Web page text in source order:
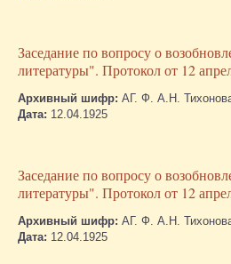
Заседание по вопросу о
литературы". Протокол от 12
Архивный шифр: АГ. Ф. А.Н.
Дата: 12.04.1925
Заседание по вопросу о
литературы". Протокол от 12
Архивный шифр: АГ. Ф. А.Н.
Дата: 12.04.1925